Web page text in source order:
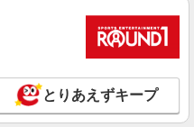
とりあえずキープ